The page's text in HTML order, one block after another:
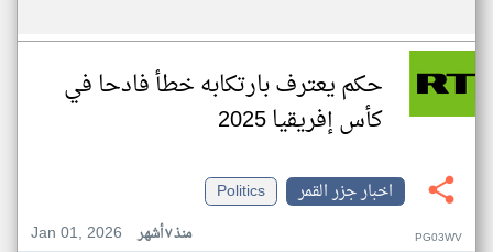
حكم يعترف بارتكابه خطأ فادحا في
كأس إفريقيا 2025
اخبار جزر القمر
Politics
Jan 01, 2026
منذ ٧ أشهر PG03WV